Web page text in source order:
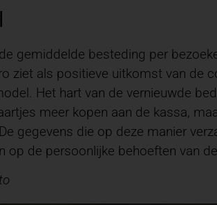
gemiddelde besteding per
ziet als positieve uitkomst van de
Het hart van de vernieuwde
meer kopen aan de kassa,
gegevens die op deze manier
op de persoonlijke behoeften van